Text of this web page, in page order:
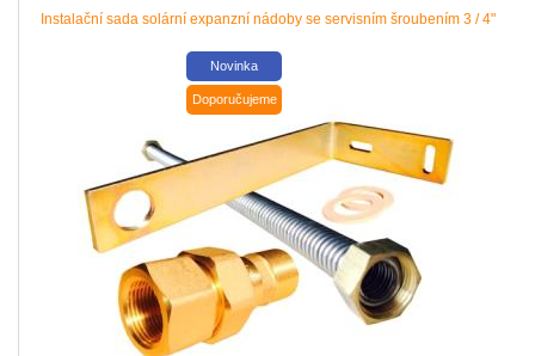
Nová zelená úsporám a Kotlíkové dotace snadno s PROPULS SOLAR.
více zde ..
Instalační sada solární expanzní nádoby se servisním šroubením 3 / 4"
Novinka
Doporučujeme